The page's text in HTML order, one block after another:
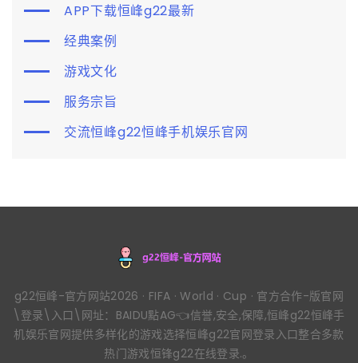
APP下载恒峰g22最新
经典案例
游戏文化
服务宗旨
交流恒峰g22恒峰手机娱乐官网
g22恒峰-官方网站2026 · FIFA · World · Cup · 官方合作-版官网
\登录\入口\网址：BAIDU點AG👈信誉,安全,保障,恒峰g22恒峰手
机娱乐官网提供多样化的游戏选择恒峰g22官网登录入口整合多款
热门游戏恒锋g22在线登录.。